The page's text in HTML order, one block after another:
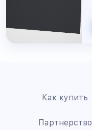
Как купить
Партнерство